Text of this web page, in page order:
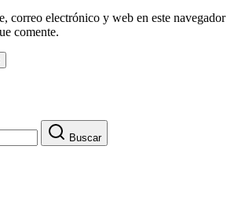
correo electrónico y web en este navegador
comente.
Buscar